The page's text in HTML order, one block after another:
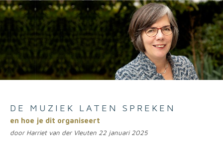
DE MUZIEK LATEN SPREKEN
en hoe je dit organiseert
door Harriet van der Vleuten 22 januari 2025